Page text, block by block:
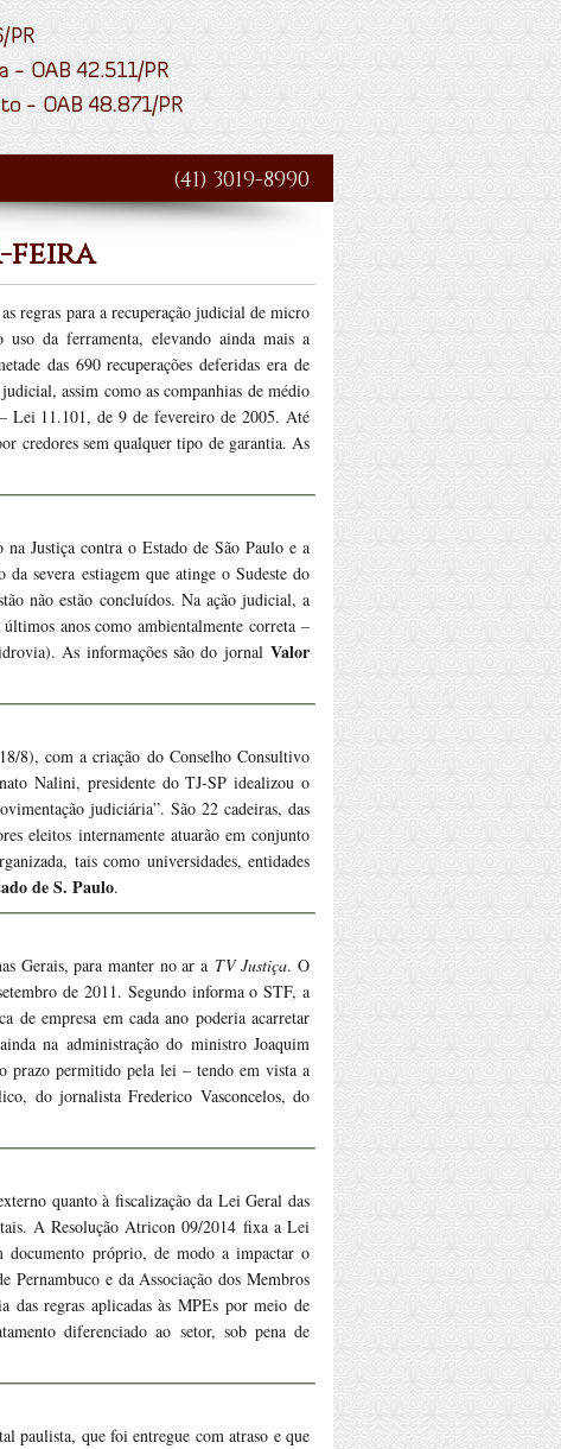
(41) 3019-8990
feira
regras para a recuperação judicial de micro
uso da ferramenta, elevando ainda mais a
das 690 recuperações deferidas era de
assim como as companhias de médio
Lei 11.101, de 9 de fevereiro de 2005. Até
credores sem qualquer tipo de garantia. As
Justiça contra o Estado de São Paulo e a
severa estiagem que atinge o Sudeste do
não estão concluídos. Na ação judicial, a
anos como ambientalmente correta –
As informações são do jornal Valor
8), com a criação do Conselho Consultivo
Nalini, presidente do TJ-SP idealizou o
judiciária”. São 22 cadeiras, das
eleitos internamente atuarão em conjunto
tais como universidades, entidades
de S. Paulo.
Gerais, para manter no ar a TV Justiça. O
de 2011. Segundo informa o STF, a
de empresa em cada ano poderia acarretar
na administração do ministro Joaquim
permitido pela lei – tendo em vista a
do jornalista Frederico Vasconcelos, do
quanto à fiscalização da Lei Geral das
A Resolução Atricon 09/2014 fixa a Lei
documento próprio, de modo a impactar o
Pernambuco e da Associação dos Membros
regras aplicadas às MPEs por meio de
diferenciado ao setor, sob pena de
paulista, que foi entregue com atraso e que